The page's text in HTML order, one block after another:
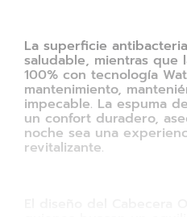
La superficie
saludable, mientras
100% con tecnología
mantenimiento,
impecable. La espuma
un confort duradero,
noche sea una
revitalizante.